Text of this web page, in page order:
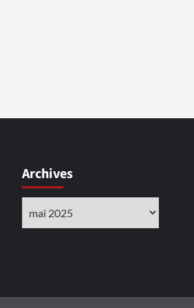
Archives